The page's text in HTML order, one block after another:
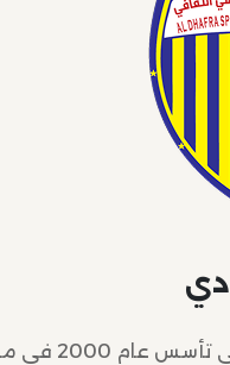
نادي